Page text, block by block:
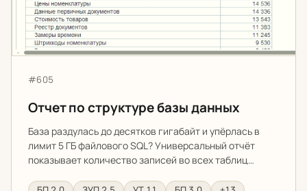
Артикул:
#605
Отчет по структуре базы данных
База раздулась до десятков гигабайт и упёрлась в
лимит 5 ГБ файлового SQL? Универсальный отчёт
показывает количество записей во всех таблиц…